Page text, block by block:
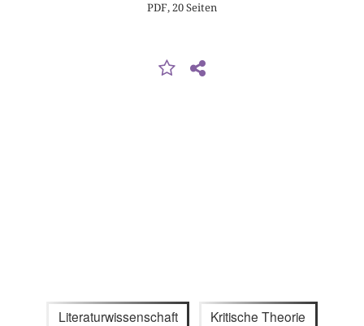
PDF, 20 Seiten
Literaturwissenschaft Kritische Theorie